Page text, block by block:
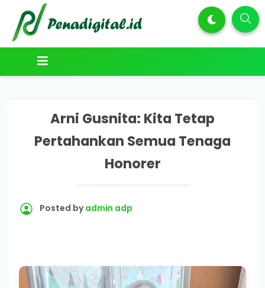
Arni Gusnita: Kita Tetap
Pertahankan Semua Tenaga
Honorer
Posted byadmin adp